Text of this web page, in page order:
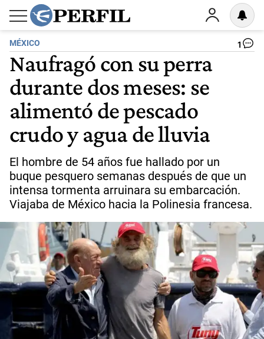
MÉXICO 1
Naufragó con su perra
durante dos meses: se
alimentó de pescado
crudo y agua de lluvia
El hombre de 54 años fue hallado por un
buque pesquero semanas después de que un
intensa tormenta arruinara su embarcación.
Viajaba de México hacia la Polinesia francesa.